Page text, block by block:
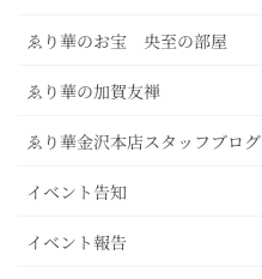
ゑり華のお宝 央至の部屋
ゑり華の加賀友禅
ゑり華金沢本店スタッフブログ
イベント告知
イベント報告